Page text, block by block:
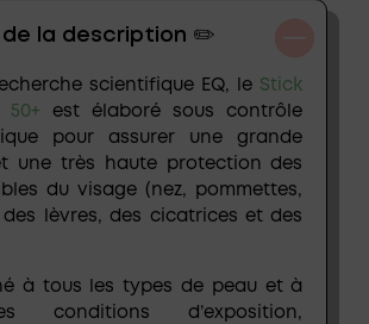
de la description ✏️
scientifique EQ, le Stick
50+ est élaboré sous contrôle
pour assurer une grande
une très haute protection des
du visage (nez, pommettes,
lèvres, des cicatrices et des
à tous les types de peau et à
conditions d’exposition,